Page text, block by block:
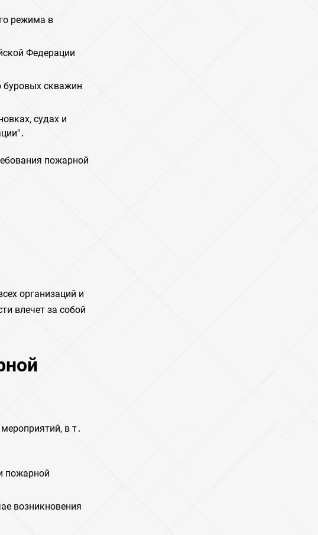
режима в
Федерации
буровых скважин
судах и
пожарной
организаций и
влечет за собой
в т․
пожарной
возникновения